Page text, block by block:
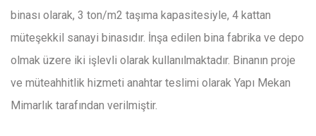
binası olarak, 3 ton/m2 taşıma kapasitesiyle, 4 kattan
müteşekkil sanayi binasıdır. İnşa edilen bina fabrika ve depo
olmak üzere iki işlevli olarak kullanılmaktadır. Binanın proje
ve müteahhitlik hizmeti anahtar teslimi olarak Yapı Mekan
Mimarlık tarafından verilmiştir.